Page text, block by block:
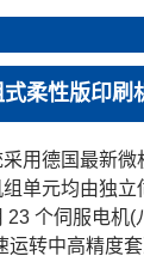
式柔性版印刷
用德国最新微
单元均由独立
23 个伺服电机(
运转中高精度